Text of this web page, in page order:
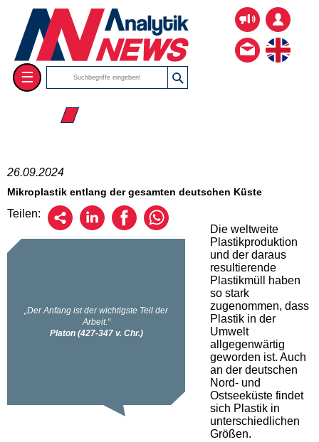
☰
☰ 2024
26.09.2024
Mikroplastik entlang der gesamten deutschen Küste
Teilen:
Die weltweite
Plastikproduktion
und der daraus
resultierende
Plastikmüll haben
so stark
zugenommen, dass
Plastik in der
Umwelt
allgegenwärtig
geworden ist. Auch
an der deutschen
Nord- und
Ostseeküste findet
sich Plastik in
unterschiedlichen
Größen.